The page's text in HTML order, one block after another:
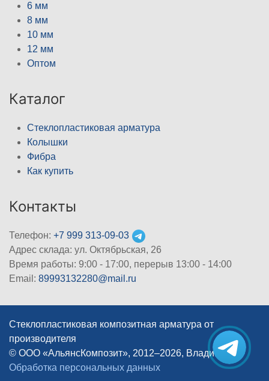
6 мм
8 мм
10 мм
12 мм
Оптом
Каталог
Стеклопластиковая арматура
Колышки
Фибра
Как купить
Контакты
Телефон: +7 999 313-09-03
Адрес склада: ул. Октябрьская, 26
Время работы: 9:00 - 17:00, перерыв 13:00 - 14:00
Email: 89993132280@mail.ru
Стеклопластиковая композитная арматура от
производителя
© ООО «АльянсКомпозит», 2012–2026, Владимир
Обработка персональных данных